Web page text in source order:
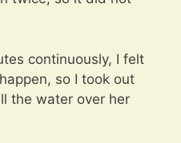
continuously, I felt
so I took out
the water over her